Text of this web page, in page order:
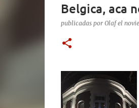
Belgica, aca
publicadas por Olaf el